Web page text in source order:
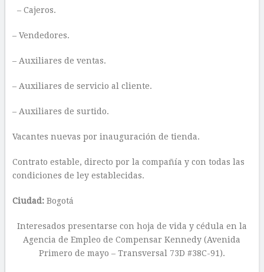
– Cajeros.
– Vendedores.
– Auxiliares de ventas.
– Auxiliares de servicio al cliente.
– Auxiliares de surtido.
Vacantes nuevas por inauguración de tienda.
Contrato estable, directo por la compañía y con todas las
condiciones de ley establecidas.
Ciudad:Bogotá
Interesados presentarse con hoja de vida y cédula en la
Agencia de Empleo de Compensar Kennedy (Avenida
Primero de mayo – Transversal 73D #38C-91).